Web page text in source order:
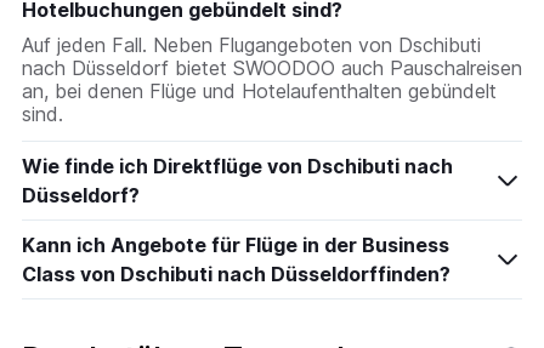
Hotelbuchungen gebündelt sind?
Auf jeden Fall. Neben Flugangeboten von Dschibuti
nach Düsseldorf bietet SWOODOO auch Pauschalreisen
an, bei denen Flüge und Hotelaufenthalten gebündelt
sind.
Wie finde ich Direktflüge von Dschibuti nach
Düsseldorf?
Kann ich Angebote für Flüge in der Business
Class von Dschibuti nach Düsseldorffinden?